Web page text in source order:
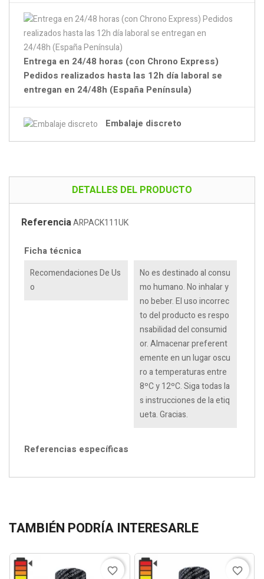
Entrega en 24/48 horas (con Chrono Express)
Pedidos realizados hasta las 12h día laboral se
entregan en 24/48h (España Península)
Embalaje discreto
DETALLES DEL PRODUCTO
ReferenciaARPACK111UK
Ficha técnica
Recomendaciones De Us
O
No es destinado al consu
mo humano. No inhalar y
no beber. El uso incorrec
to del producto es respo
nsabilidad del consumid
or. Almacenar preferent
emente en un lugar oscu
ro a temperaturas entre
8ºC y 12ºC. Siga todas la
s instrucciones de la etiq
ueta. Gracias.
Referencias específicas
TAMBIÉN PODRÍA INTERESARLE
favorite_border favorite_border